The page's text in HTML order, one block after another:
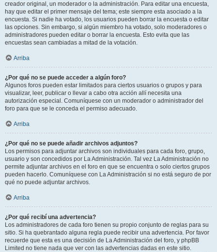
creador original, un moderador o la administración. Para editar una encuesta,
hay que editar el primer mensaje del tema; este siempre esta asociado a la
encuesta. Si nadie ha votado, los usuarios pueden borrar la encuesta o editar
las opciones. Sin embargo, si algún miembro ha votado, solo moderadores o
administradores pueden editar o borrar la encuesta. Esto evita que las
encuestas sean cambiadas a mitad de la votación.
Arriba
¿Por qué no se puede acceder a algún foro?
Algunos foros pueden estar limitados para ciertos usuarios o grupos y para
visualizar, leer, publicar o llevar a cabo otra acción allí necesita una
autorización especial. Comuníquese con un moderador o administrador del
foro para que se le conceda el permiso adecuado.
Arriba
¿Por qué no se puede añadir archivos adjuntos?
Los permisos para adjuntar archivos son individuales para cada foro, grupo,
usuario y son concedidos por La Administración. Tal vez La Administración no
permite adjuntar archivos en el foro en que se encuentra o solo ciertos grupos
pueden hacerlo. Comuníquese con La Administración si no está seguro de por
qué no puede adjuntar archivos.
Arriba
¿Por qué recibí una advertencia?
Los administradores de cada foro tienen su propio conjunto de reglas para su
sitio. Si ha quebrantado alguna regla puede recibir una advertencia. Por favor
recuerde que esta es una decisión de La Administración del foro, y phpBB
Limited no tiene nada que ver con las advertencias dadas en este sitio.